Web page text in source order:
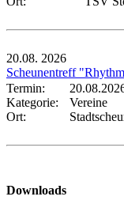
20.08. 2026
Scheunentreff
Termin:
Kategorie:
Vereine
Ort:
Downloads